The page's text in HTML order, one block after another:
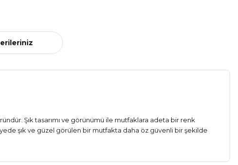
Şık tasarımı ve görünümü ile mutfaklara adeta bir renk
şık ve güzel görülen bir mutfakta daha öz güvenli bir şekilde